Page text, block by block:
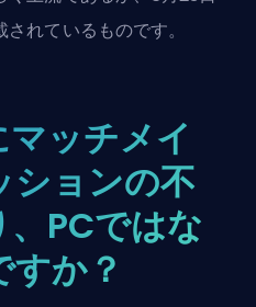
れているものです。
ッチメイ
ションの不
PCではな
か？